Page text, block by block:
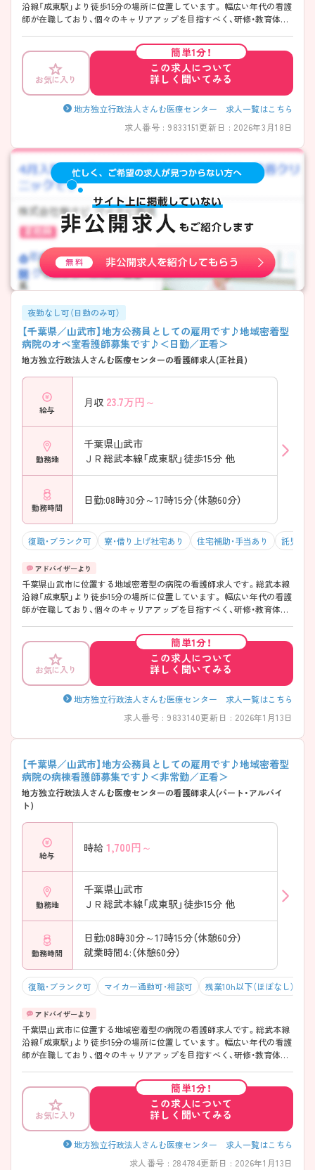
沿線「成東駅」より徒歩15分の場所に位置しています。 幅広い年代の看護
師が在職しており、個々のキャリアアップを目指すべく、研修・教育体制
や寮を保有するなど、福利厚生も充実しています。 ご興味のある方には、
面接対策ポイントなどさらに詳細をお話いたしますので、お気軽にご相
談ください。
お気に入り
簡単1分！
この求人について
詳しく聞いてみる
地方独立行政法人さんむ医療センター 求人一覧はこちら
求人番号 : 9833151更新日 : 2026年3月18日
夜勤なし可（日勤のみ可）
【千葉県／山武市】地方公務員としての雇用です♪地域密着型
病院のオペ室看護師募集です♪＜日勤／正看＞
地方独立行政法人さんむ医療センターの看護師求人(正社員)
給与
月収 23.7万円～
勤務地
千葉県山武市
ＪＲ総武本線「成東駅」徒歩15分 他
勤務時間
日勤:08時30分～17時15分（休憩60分）
復職・ブランク可 寮・借り上げ社宅あり 住宅補助・手当あり 託児所
千葉県山武市に位置する地域密着型の病院の看護師求人です。総武本線
沿線「成東駅」より徒歩15分の場所に位置しています。 幅広い年代の看護
師が在職しており、個々のキャリアアップを目指すべく、研修・教育体制
や寮を保有するなど、福利厚生も充実しています。 ご興味のある方には、
面接対策ポイントなどさらに詳細をお話いたしますので、お気軽にご相
談ください。
お気に入り
簡単1分！
この求人について
詳しく聞いてみる
地方独立行政法人さんむ医療センター 求人一覧はこちら
求人番号 : 9833140更新日 : 2026年1月13日
【千葉県／山武市】地方公務員としての雇用です♪地域密着型
病院の病棟看護師募集です♪＜非常勤／正看＞
地方独立行政法人さんむ医療センターの看護師求人(パート・アルバイ
ト)
給与
時給 1,700円～
勤務地
千葉県山武市
ＪＲ総武本線「成東駅」徒歩15分 他
勤務時間
日勤:08時30分～17時15分（休憩60分）
就業時間4:（休憩60分）
復職・ブランク可 マイカー通勤可・相談可 残業10h以下（ほぼなし）
千葉県山武市に位置する地域密着型の病院の看護師求人です。総武本線
沿線「成東駅」より徒歩15分の場所に位置しています。 幅広い年代の看護
師が在職しており、個々のキャリアアップを目指すべく、研修・教育体制
や寮を保有するなど、福利厚生も充実しています。 ご興味のある方には、
面接対策ポイントなどさらに詳細をお話いたしますので、お気軽にご相
談ください。
お気に入り
簡単1分！
この求人について
詳しく聞いてみる
地方独立行政法人さんむ医療センター 求人一覧はこちら
求人番号 : 284784更新日 : 2026年1月13日